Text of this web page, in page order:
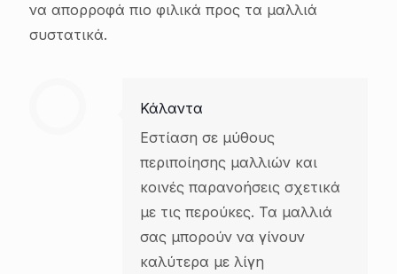
να απορροφά πιο φιλικά προς τα μαλλιά
συστατικά.
Κάλαντα
Εστίαση σε μύθους
περιποίησης μαλλιών και
κοινές παρανοήσεις σχετικά
με τις περούκες. Τα μαλλιά
σας μπορούν να γίνουν
καλύτερα με λίγη